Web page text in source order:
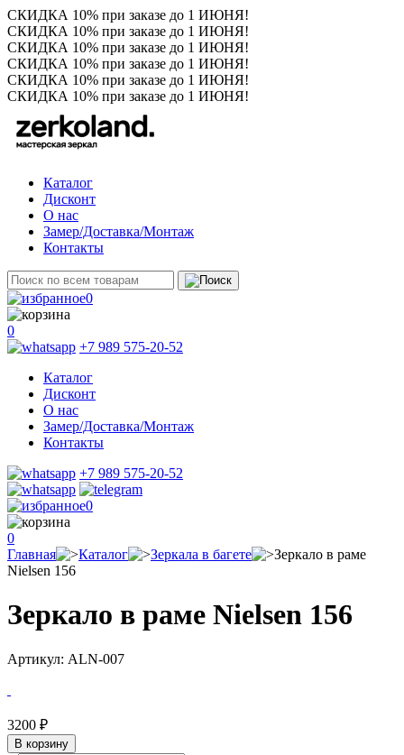
СКИДКА 10% при заказе до 1 ИЮНЯ!
СКИДКА 10% при заказе до 1 ИЮНЯ!
СКИДКА 10% при заказе до 1 ИЮНЯ!
СКИДКА 10% при заказе до 1 ИЮНЯ!
СКИДКА 10% при заказе до 1 ИЮНЯ!
СКИДКА 10% при заказе до 1 ИЮНЯ!
Каталог
Дисконт
О нас
Замер/Доставка/Монтаж
Контакты
0
0
+7 989 575-20-52
Каталог
Дисконт
О нас
Замер/Доставка/Монтаж
Контакты
+7 989 575-20-52
0
0
Главная
Каталог Зеркала в багете
Зеркало в раме
Nielsen 156
Зеркало в раме Nielsen 156
Артикул: ALN-007
3200 ₽
В корзину